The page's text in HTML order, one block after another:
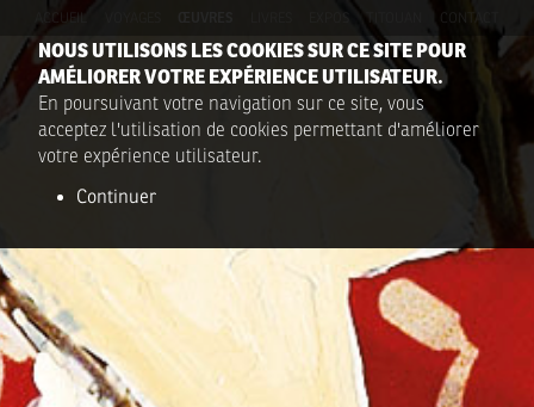
NOUS UTILISONS LES COOKIES SUR CE SITE POUR
AMÉLIORER VOTRE EXPÉRIENCE UTILISATEUR.
En poursuivant votre navigation sur ce site, vous
acceptez l'utilisation de cookies permettant d'améliorer
votre expérience utilisateur.
Continuer
ACCUEIL TITOUAN CONTACT